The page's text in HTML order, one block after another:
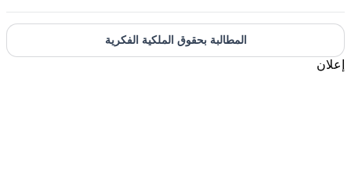
المطالبة بحقوق الملكية الفكرية
إعلان